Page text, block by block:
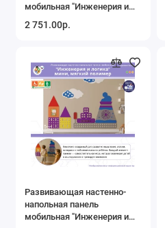
мобильная "Инженерия и
полимер
2 751.00р.
Развивающая настенно-
напольная панель
мобильная "Инженерия и